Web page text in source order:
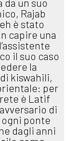
un suo
Rajab
è stato
capire una
il suo caso
la
kiswahili,
per
è Latif
di
ogni ponte
dagli anni